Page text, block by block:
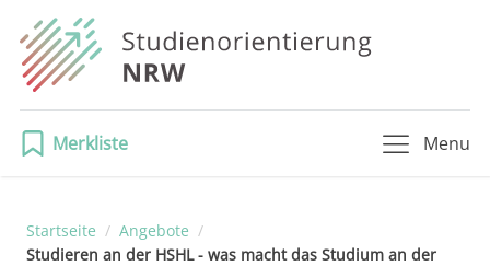
Merkliste Menu
Startseite / Angebote /
Studieren an der HSHL - was macht das Studium an der